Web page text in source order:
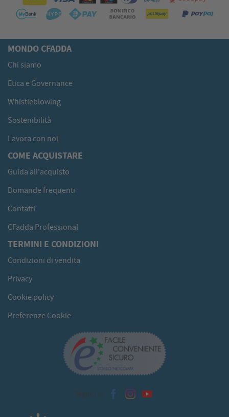
MONDO CFADDA
Chi siamo
Etica e Governance
Whistleblowing
Sostenibilità
Lavora con noi
COME ACQUISTARE
Guida all'acquisto
Domande frequenti
Contatti
CFadda Professional
TERMINI E CONDIZIONI
Condizioni di vendita
Privacy
Cookie policy
Preferenze Cookie
Seguici su